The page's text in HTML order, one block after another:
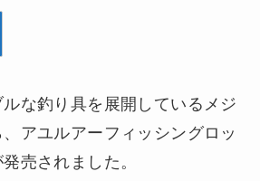
な釣り具を展開しているメジ
アユルアーフィッシングロッ
発売されました。